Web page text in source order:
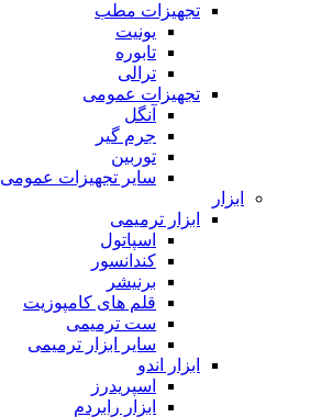
تجهیزات مطب
یونیت
تابوره
ترالی
تجهیزات عمومی
آنگل
جرم گیر
توربین
سایر تجهیزات عمومی
ابزار
ابزار ترمیمی
اسپاتول
کندانسور
برنیشر
قلم های کامپوزیت
ست ترمیمی
سایر ابزار ترمیمی
ابزار اندو
اسپریدرز
ابزار رابردم